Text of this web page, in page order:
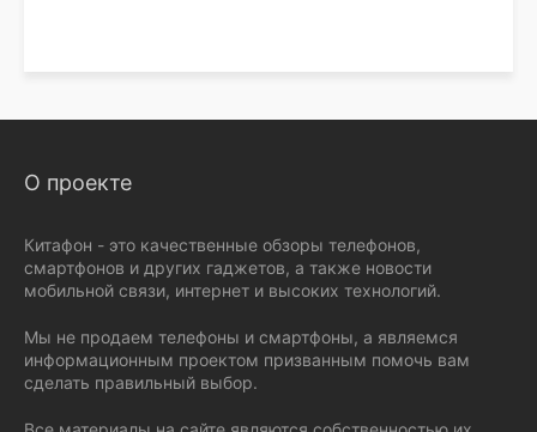
О проекте
Китафон - это качественные обзоры телефонов,
смартфонов и других гаджетов, а также новости
мобильной связи, интернет и высоких технологий.
Мы не продаем телефоны и смартфоны, а являемся
информационным проектом призванным помочь вам
сделать правильный выбор.